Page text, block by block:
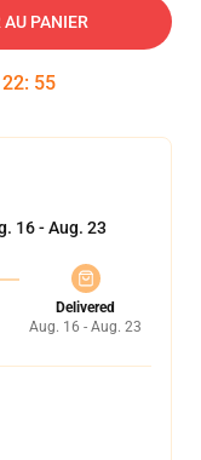
PANIER
22: 54
16 - Aug. 23
Delivered
Aug. 16 - Aug. 23